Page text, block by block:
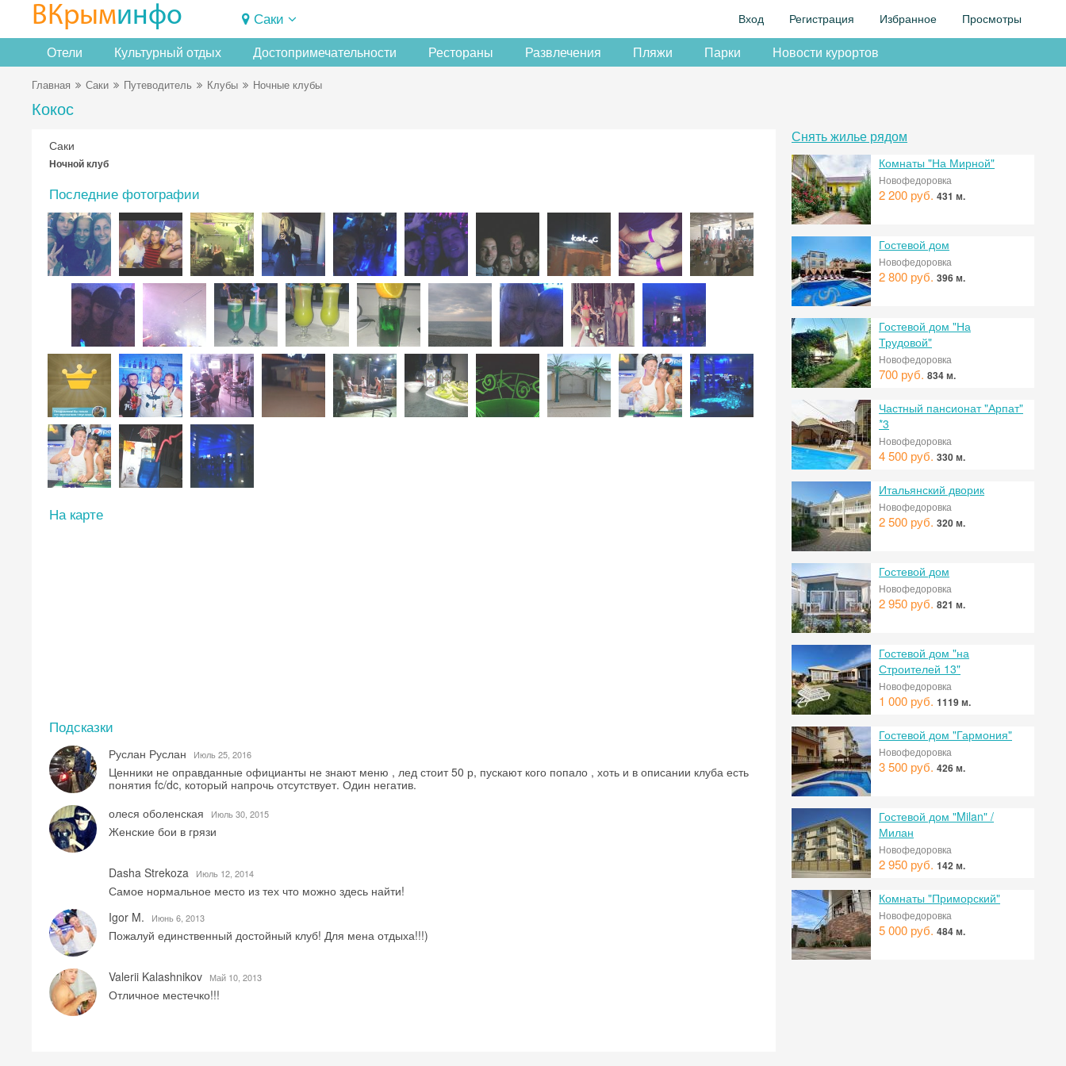
ВКрыминфо Саки Вход Регистрация Избранное Просмотры
Отели Культурный отдых Достопримечательности Рестораны Развлечения Пляжи Парки Новости курортов
Главная Саки Путеводитель Клубы Ночные клубы
Кокос
Саки
Ночной клуб
Последние фотографии
На карте
Подсказки
Руслан Руслан Июль 25, 2016
Ценники не оправданные официанты не знают меню , лед стоит 50 р, пускают кого попало , хоть и в описании клуба есть
понятия fc/dc, который напрочь отсутствует. Один негатив.
олеся оболенская
Июль 30, 2015
Женские бои в грязи
Dasha Strekoza Июль 12, 2014
Самое нормальное место из тех что можно здесь найти!
Igor M.
Июнь 6, 2013
Пожалуй единственный достойный клуб! Для мена отдыха!!!)
Valerii Kalashnikov Май 10, 2013
Отличное местечко!!!
Снять жилье рядом
Комнаты "На Мирной"
Новофедоровка
2 200 руб. 431 м.
Гостевой дом
Новофедоровка
2 800 руб. 396 м.
Гостевой дом "На
Трудовой"
Новофедоровка
700 руб. 834 м.
Частный пансионат "Арпат"
*3
Новофедоровка
4 500 руб. 330 м.
Итальянский дворик
Новофедоровка
2 500 руб. 320 м.
Гостевой дом
Новофедоровка
2 950 руб. 821 м.
Гостевой дом "на
Строителей 13"
Новофедоровка
1 000 руб. 1119 м.
Гостевой дом "Гармония"
Новофедоровка
3 500 руб. 426 м.
Гостевой дом "Milan" /
Милан
Новофедоровка
2 950 руб. 142 м.
Комнаты "Приморский"
Новофедоровка
5 000 руб. 484 м.